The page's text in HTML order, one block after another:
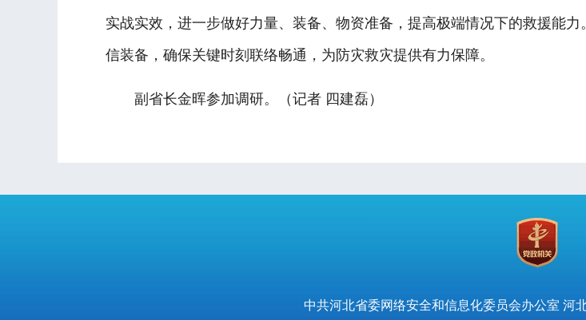
实战实效，进一步做好力量、装备、物资准备，提高极端情况下的救援能
信装备，确保关键时刻联络畅通，为防灾救灾提供有力保障。
副省长金晖参加调研。（记者 四建磊）
中共河北省委网络安全和信息化委员会办公室 河